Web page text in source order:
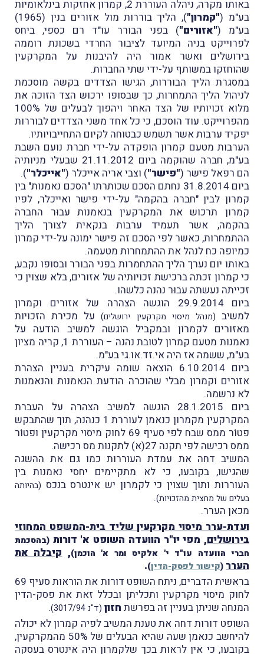
באותו מקרה, ניהלה העוררת 2, קמרון אחזקות בינלאומיות
בע"מ ("קמרון"
), הליך בוררות מול אזורים בנין (1965)
בע"מ ("אזורים") בפני הבורר עו"ד רם כספי, ביחס
לפרוייקט בניה המיועד לציבור החרדי בשכונת רוממה
בירושלים ואשר אמור היה להיבנות על המקרקעין
שהוחזקו במשותף על-ידי שתי החברות.
במסגרת הליך הבוררות, הגישו הצדדים בקשה מוסכמת
לניהול הליך התמחרות, כך שבסופו ירכוש הצד הזוכה את
מלוא זכויותיו של הצד האחר ויהפוך לבעלים של 100%
מהפרוייקט. עוד הוסכם, כי כל אחד משני הצדדים לבוררות
יפקיד ערבות אשר תשמש כבטוחה לקיום התחייבויותיו.
הערבות מטעם קמרון הופקדה על-ידי חברת נועם השבת
בע"מ, חברה שהוקמה ביום 21.11.2012 שבעלי מניותיה
הם רפאל פישר ("פישר") וצבי אריה אייכלר ("אייכלר").
ביום 31.8.2014 נחתם הסכם שכותרתו "הסכם נאמנות" בין
קמרון לבין "חברה בהקמה" על-ידי פישר ואייכלר, לפיו
קמרון תרכוש את המקרקעין בנאמנות עבוּר החברה
בהקמה, אשר תעמיד ערבות בנקאית לצורך הליך
ההתמחרות, כאשר לפי הסכם זה פישר ימונה על-ידי קמרון
כמיופה כח לנהל את ההתמחרות מטעמה.
באותו יום נערך הליך ההתחמרות בפני הבורר ובסופו נקבע,
כי קמרון זכתה ברכישת זכויותיה של אזורים, בלא שצוין כי
זכייתה נעשתה עבוּר נהנה כלשהו.
ביום 29.9.2014 הוגשה הצהרה של אזורים וקמרון
למשיב (מנהל מיסוי מקרקעין ירושלים)על מכירת הזכויות
מאזורים לקמרון ובמקביל הוגשה למשיב הודעה על
נאמנות מטעם קמרון לטובת נהנה – העוררת 1, קריה מציון
בע"מ, ששמה אז היה אי.זד.או.גי בע"מ.
ביום 6.10.2014 הוּצאה שומה עיקרית בעניין הצהרת
אזורים וקמרון מבלי שהוכרה הודעת הנאמנות והנאמנות
לא נרשמה.
ביום 28.1.2015 הוגשה למשיב הצהרה על העברת
המקרקעין מקמרון כנאמן לעוררת 1 כנהנה, תוך שהתבקש
פטוֹר ממס שבח לפי סעיף 69 לחוק מיסוי מקרקעין ופטוֹר
ממס רכישה לפי תקנה 27(א) לתקנות מס רכישה.
המשיב דחה את עמדת העוררות כמו גם את ההשגה
שהגישו, בקובעו, כי לא מתקיימים יחסי נאמנות בין
העוררות ותוך שצוין כי לקמרון יש אינטרס בנכס (בהיותה
בעלים של מחצית מהזכויות).
מכאן הערר.
ועדת-ערר מיסוי מקרקעין שליד בית-המשפט המחוזי
בירושלים, מפי יו"ר הוועדה השופט א' דורות (בהסכמת
חברי הוועדה עו"ד י' אלקיס ומר א' הוכמן), קיבלה את
הערר (קישור לפסק-הדין)
.
בראשית הדברים, ניתח השופט דורות את הוראות סעיף 69
לחוק מיסוי מקרקעין ותכליתן ובכלל זאת את פסק-הדין
המנחה שניתן בעניין זה בפרשת חזון (ד"נ 3017/94)
.
השופט דורות דחה את טענת המשיב לפיה קמרון לא יכולה
להיחשב כנאמן שעה שהיא הבעלים של 50% מהמקרקעין,
בקובעו, כי אין לראות בכך שלקמרון היה אינטרס בעסקה